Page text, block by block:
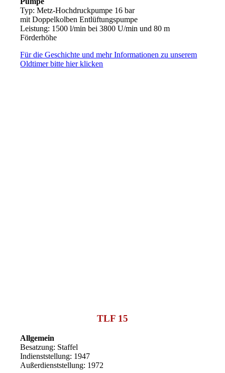
Typ: Metz-Hochdruckpumpe 16 bar
mit Doppelkolben Entlüftungspumpe
Leistung: 1500 l/min bei 3800 U/min und 80 m
Förderhöhe
Für die Geschichte und mehr Informationen zu unserem
Oldtimer bitte hier klicken
TLF 15
Allgemein
Besatzung: Staffel
Indienststellung: 1947
Außerdienststellung: 1972